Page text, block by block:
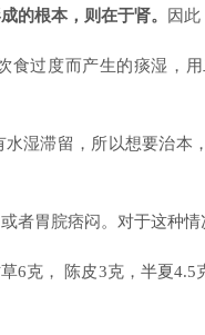
的根本，则在于肾。 因
食过度而产生的痰湿，
湿滞留，所以想要治本
者胃脘痞闷。对于这种
6克， 陈皮3克，半夏4.5